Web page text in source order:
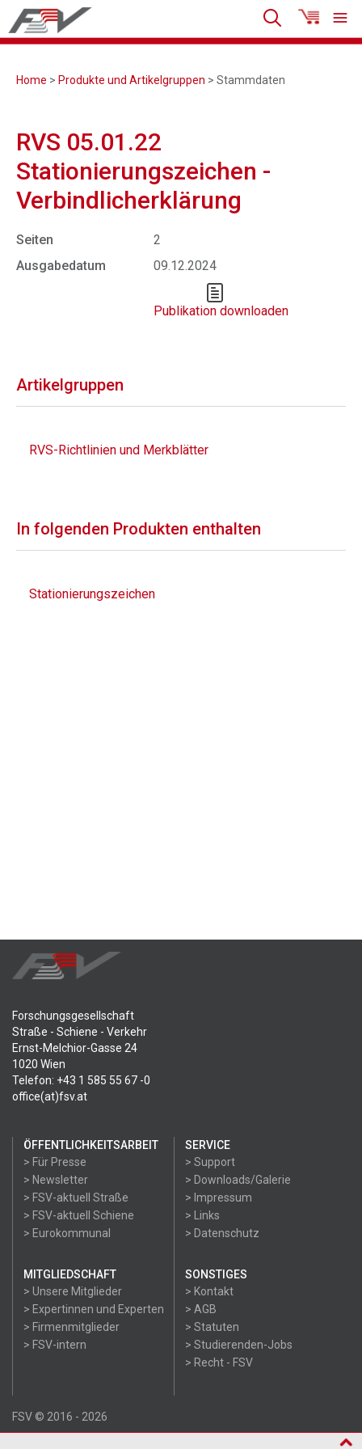
Home > Produkte und Artikelgruppen > Stammdaten
RVS 05.01.22
Stationierungszeichen -
Verbindlicherklärung
Seiten
2
Ausgabedatum
09.12.2024
Publikation downloaden
Artikelgruppen
RVS-Richtlinien und Merkblätter
In folgenden Produkten enthalten
Stationierungszeichen
Forschungsgesellschaft
Straße - Schiene - Verkehr
Ernst-Melchior-Gasse 24
1020 Wien
Telefon: +43 1 585 55 67 -0
office(at)fsv.at
ÖFFENTLICHKEITSARBEIT
> Für Presse
> Newsletter
> FSV-aktuell Straße
> FSV-aktuell Schiene
> Eurokommunal
SERVICE
> Support
> Downloads/Galerie
> Impressum
> Links
> Datenschutz
MITGLIEDSCHAFT
> Unsere Mitglieder
> Expertinnen und Experten
> Firmenmitglieder
> FSV-intern
SONSTIGES
> Kontakt
> AGB
> Statuten
> Studierenden-Jobs
> Recht - FSV
FSV © 2016 - 2026